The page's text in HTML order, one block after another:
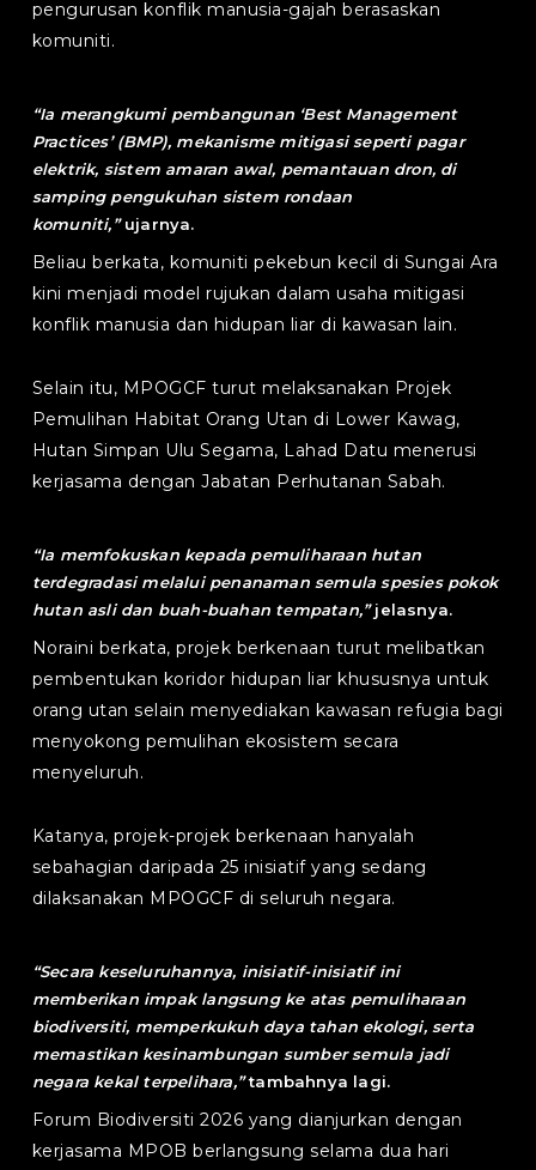
pengurusan konflik manusia-gajah berasaskan
komuniti.
“Ia merangkumi pembangunan ‘Best Management
Practices’ (BMP), mekanisme mitigasi seperti pagar
elektrik, sistem amaran awal, pemantauan dron, di
samping pengukuhan sistem rondaan
komuniti,”ujarnya.
Beliau berkata, komuniti pekebun kecil di Sungai Ara
kini menjadi model rujukan dalam usaha mitigasi
konflik manusia dan hidupan liar di kawasan lain.
Selain itu, MPOGCF turut melaksanakan Projek
Pemulihan Habitat Orang Utan di Lower Kawag,
Hutan Simpan Ulu Segama, Lahad Datu menerusi
kerjasama dengan Jabatan Perhutanan Sabah.
“Ia memfokuskan kepada pemuliharaan hutan
terdegradasi melalui penanaman semula spesies pokok
hutan asli dan buah-buahan tempatan,”jelasnya.
Noraini berkata, projek berkenaan turut melibatkan
pembentukan koridor hidupan liar khususnya untuk
orang utan selain menyediakan kawasan refugia bagi
menyokong pemulihan ekosistem secara
menyeluruh.
Katanya, projek-projek berkenaan hanyalah
sebahagian daripada 25 inisiatif yang sedang
dilaksanakan MPOGCF di seluruh negara.
“Secara keseluruhannya, inisiatif-inisiatif ini
memberikan impak langsung ke atas pemuliharaan
biodiversiti, memperkukuh daya tahan ekologi, serta
memastikan kesinambungan sumber semula jadi
negara kekal terpelihara,”tambahnya lagi.
Forum Biodiversiti 2026 yang dianjurkan dengan
kerjasama MPOB berlangsung selama dua hari